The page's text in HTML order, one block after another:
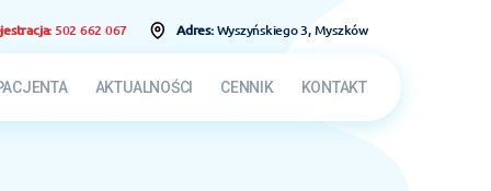
502 662 067 Adres:Wyszyńskiego 3, Myszków
AKTUALNOŚCI CENNIK KONTAKT